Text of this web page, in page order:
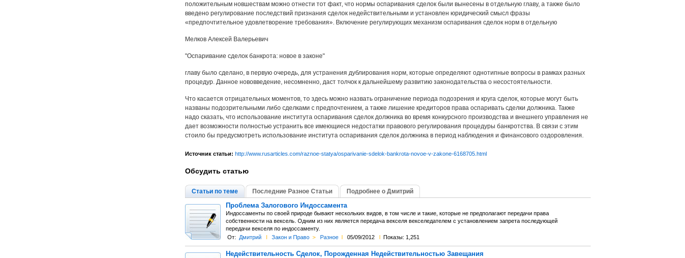
положительным новшествам можно отнести тот факт, что нормы оспаривания сделок были вынесены в отдельную главу, а также было
введено регулирование последствий признания сделок недействительными и установлен юридический смысл фразы
«предпочтительное удовлетворение требования». Включение регулирующих механизм оспаривания сделок норм в отдельную
Мелков Алексей Валерьевич
"Оспаривание сделок банкрота: новое в законе"
главу было сделано, в первую очередь, для устранения дублирования норм, которые определяют однотипные вопросы в рамках разных
процедур. Данное нововведение, несомненно, даст толчок к дальнейшему развитию законодательства о несостоятельности.
Что касается отрицательных моментов, то здесь можно назвать ограничение периода подозрения и круга сделок, которые могут быть
названы подозрительными либо сделками с предпочтением, а также лишение кредиторов права оспаривать сделки должника. Также
надо сказать, что использование института оспаривания сделок должника во время конкурсного производства и внешнего управления не
дает возможности полностью устранить все имеющиеся недостатки правового регулирования процедуры банкротства. В связи с этим
стоило бы предусмотреть использование института оспаривания сделок должника в период наблюдения и финансового оздоровления.
Источник статьи: http://www.rusarticles.com/raznoe-statya/osparivanie-sdelok-bankrota-novoe-v-zakone-6168705.html
Обсудить статью
Статьи по теме Последние Разное Статьи Подробнее о Дмитрий
Проблема Залогового Индоссамента
Индоссаменты по своей природе бывают нескольких видов, в том числе и такие, которые не предполагают передачи права
собственности на вексель. Одним из них является передача векселя векселедателем с установлением запрета последующей
передачи векселя по индоссаменту.
От:
Дмитрий l Закон и Право > Разное l 05/09/2012 l Показы: 1,251
Недействительность Сделок, Порожденная Недействительностью Завещания